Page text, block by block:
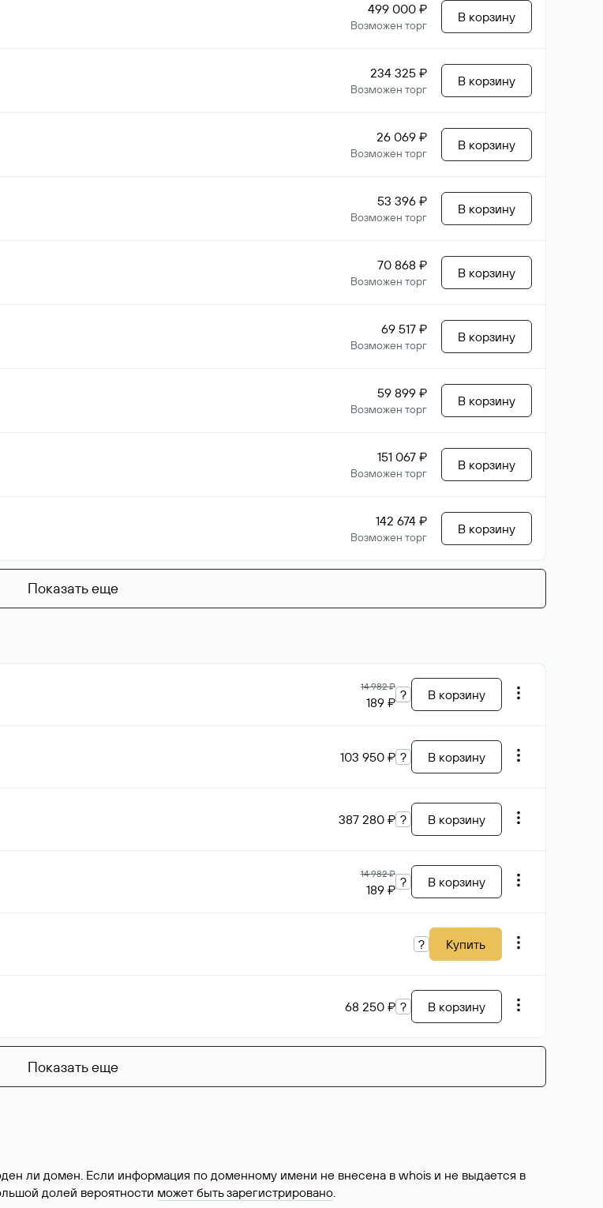
499 000 ₽
Возможен торг
В корзину
234 325 ₽
Возможен торг
В корзину
26 069 ₽
Возможен торг
В корзину
53 396 ₽
Возможен торг
В корзину
70 868 ₽
Возможен торг
В корзину
69 517 ₽
Возможен торг
В корзину
59 899 ₽
Возможен торг
В корзину
151 067 ₽
Возможен торг
В корзину
142 674 ₽
Возможен торг
В корзину
Показать еще
14 982 ₽
189 ₽ ? В корзину
103 950 ₽ ? В корзину
387 280 ₽ ? В корзину
14 982 ₽
189 ₽ ? В корзину
? Купить
68 250 ₽ ? В корзину
Показать еще
ли домен. Если информация по доменному имени не внесена в whois и не выдается в
долей вероятности может быть зарегистрировано.